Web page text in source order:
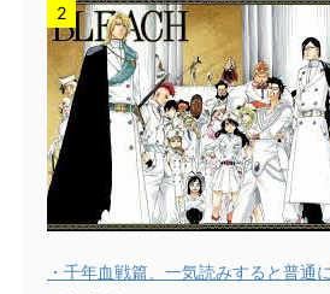
・千年血戦篇、一気読みすると普通